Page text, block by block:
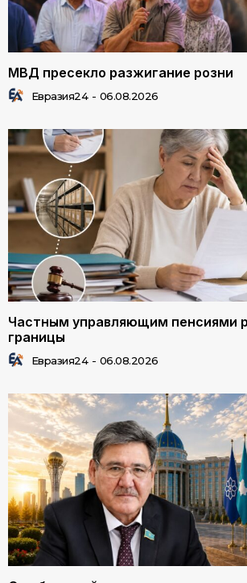
МВД пресекло разжигание розни
Евразия24 - 06.08.2026
Частным управляющим пенсиями
границы
Евразия24 - 06.08.2026